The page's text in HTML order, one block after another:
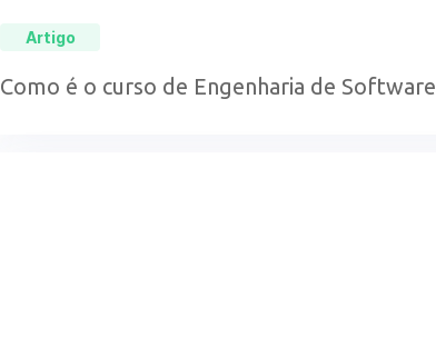
Artigo
Como é o curso de Engenharia de Software